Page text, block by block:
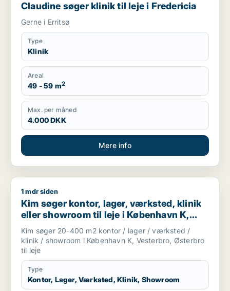
Claudine søger klinik til leje i Fredericia
Gerne i Erritsø
Type
Klinik
Areal
49 - 59 m2
Max. per måned
4.000 DKK
Mere info
Kim søger kontor, lager, værksted, klinik eller showroom til
1 mdr siden
Kim søger kontor, lager, værksted, klinik
eller showroom til leje i København K,
Vesterbro eller Østerbro
Kim søger 20-400 m2 kontor / lager / værksted /
klinik / showroom i København K, Vesterbro, Østerbro
til leje
Type
Kontor, Lager, Værksted, Klinik, Showroom